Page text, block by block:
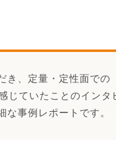
き、定量・定性面での
じていたことのインタ
事例レポートです。